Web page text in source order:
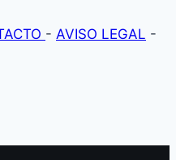
- AVISO LEGAL -